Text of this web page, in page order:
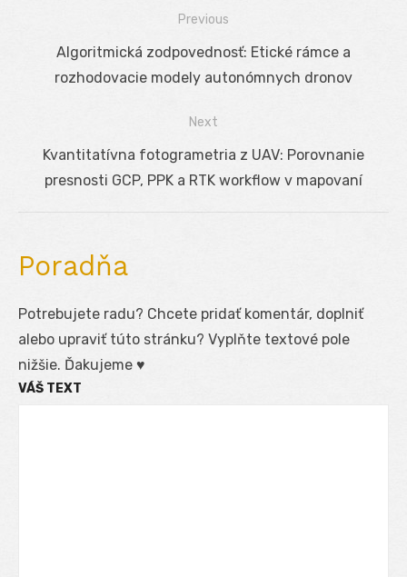
Navigácia
Previous
Previous
post:
Algoritmická zodpovednosť: Etické rámce a
rozhodovacie modely autonómnych dronov
Next
Next
post:
Kvantitatívna fotogrametria z UAV: Porovnanie
presnosti GCP, PPK a RTK workflow v mapovaní
Poradňa
Potrebujete radu? Chcete pridať komentár, doplniť
alebo upraviť túto stránku? Vyplňte textové pole
nižšie. Ďakujeme ♥
VÁŠ TEXT